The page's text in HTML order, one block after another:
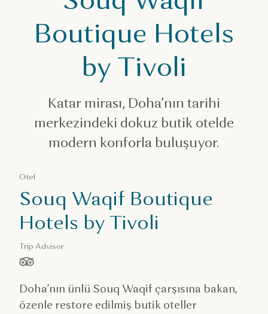
Katar’da konaklama
Souq Waqif Boutique Hotels by Tivoli
Boutique Hotels
by Tivoli
Katar mirası, Doha’nın tarihi
merkezindeki dokuz butik otelde
modern konforla buluşuyor.
Otel
Souq Waqif Boutique
Hotels by Tivoli
Trip Advisor
/ 5 yıldız, ölçüt:
Doha’nın ünlü Souq Waqif çarşısına bakan,
özenle restore edilmiş butik oteller